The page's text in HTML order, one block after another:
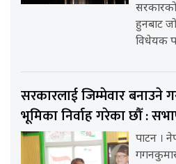
हुनबाट
विधेयक
सरकारलाई जिम्मेवार बनाउने
भूमिका निर्वाह गरेका छौँ :
पाटन ।